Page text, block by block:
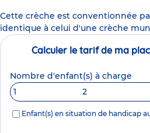
Cette crèche est conventionnée
identique à celui d'une crèche
Calculer le tarif de ma
Nombre d'enfant(s) à charge
1
2
Enfant(s) en situation de handicap